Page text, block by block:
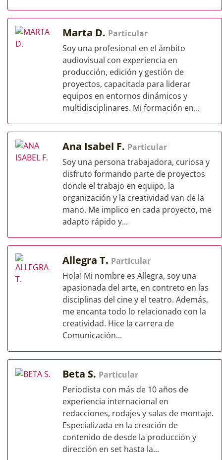
Marta D. Particular
Soy una profesional en el ámbito
audiovisual con experiencia en
producción, edición y gestión de
proyectos, capacitada para liderar
equipos en entornos dinámicos y
multidisciplinares. Mi formación en...
Ana Isabel F. Particular
Soy una persona trabajadora, curiosa y
disfruto formando parte de proyectos
donde el trabajo en equipo, la
organización y la creatividad van de la
mano. Me implico en cada proyecto, me
adapto rápido y...
Allegra T. Particular
Hola! Mi nombre es Allegra, soy una
apasionada del arte, en contreto en las
disciplinas del cine y el teatro. Además,
me encanta todo lo relacionado con la
creatividad. Hice la carrera de
Comunicación...
Beta S. Particular
Periodista con más de 10 años de
experiencia internacional en
redacciones, rodajes y salas de montaje.
Especializada en la creación de
contenido de desde la producción y
dirección en set hasta la...